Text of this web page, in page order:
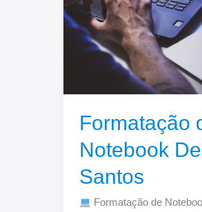
Formatação
Notebook
Santos
Formatação de
Santos